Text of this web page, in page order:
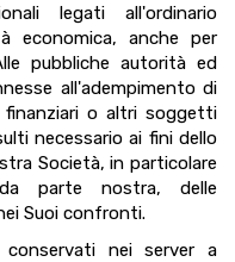
legati all'ordinario
economica, anche per
pubbliche autorità ed
all'adempimento di
o altri soggetti
necessario ai fini dello
Società, in particolare
parte nostra, delle
Suoi confronti.
nei server a